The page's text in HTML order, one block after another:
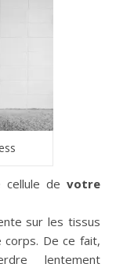
cellule de votre
sur les tissus
corps. De ce fait,
lentement